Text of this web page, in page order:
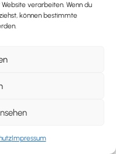
verarbeiten. Wenn du
können bestimmte
Impressum